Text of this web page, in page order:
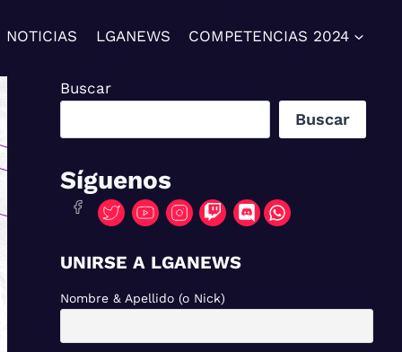
NOTICIAS LGANEWS COMPETENCIAS 2024
Buscar
Buscar
Síguenos
UNIRSE A LGANEWS
Nombre & Apellido (o Nick)